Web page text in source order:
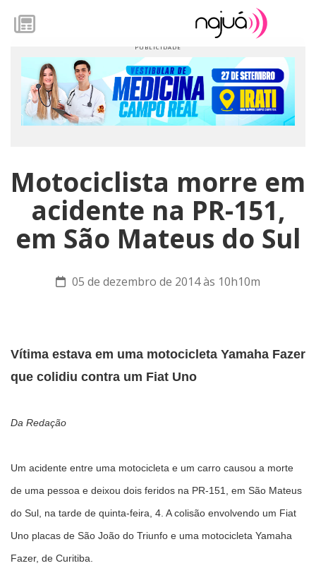
Motociclista morre em
acidente na PR-151,
em São Mateus do Sul
05 de dezembro de 2014 às 10h10m
Vítima estava em uma motocicleta Yamaha Fazer
que colidiu contra um Fiat Uno
Da Redação
Um acidente entre uma motocicleta e um carro causou a morte
de uma pessoa e deixou dois feridos na PR-151, em São Mateus
do Sul, na tarde de quinta-feira, 4. A colisão envolvendo um Fiat
Uno placas de São João do Triunfo e uma motocicleta Yamaha
Fazer, de Curitiba.